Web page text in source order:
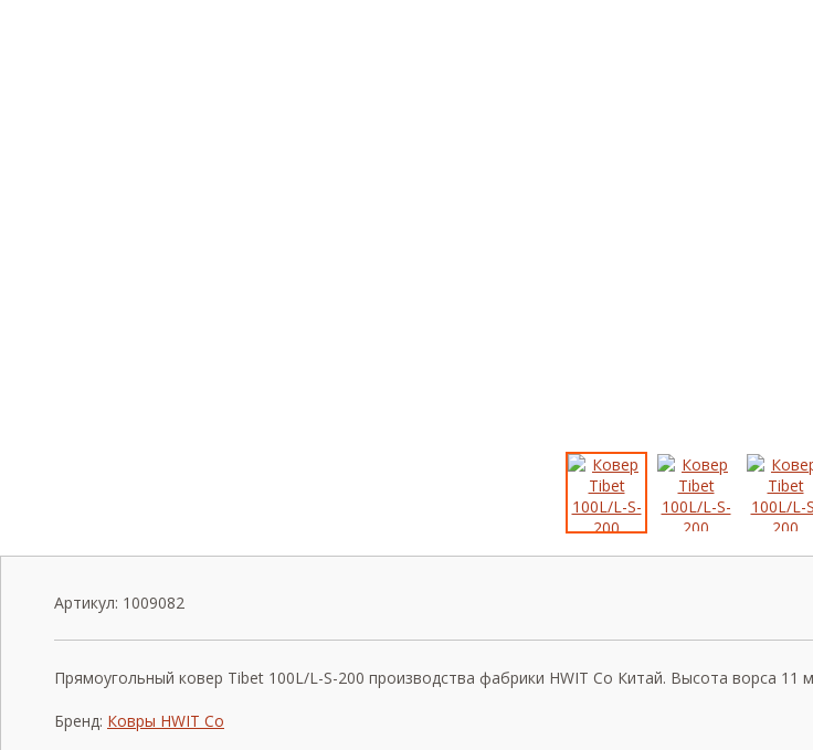
Артикул: 1009082
Прямоугольный ковер Tibet 100L/L-S-200 производства фабрики HWIT Co Китай. Высота ворса
Бренд: Ковры HWIT Co